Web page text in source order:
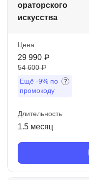
ораторского
искусства
Цена
29 990 ₽
54 600 ₽
Ещё -9% по
промокоду
Длительность
1.5 месяц